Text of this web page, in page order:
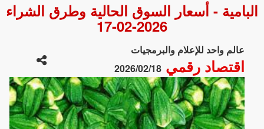
البامية - أسعار السوق الحالية وطرق الشراء
2026-02-17
عالم واحد للإعلام والبرمجيات
اقتصاد رقمي2026/02/18